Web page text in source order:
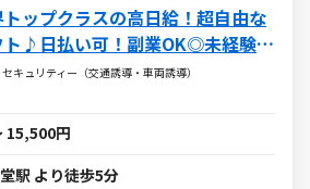
トップクラスの高日給！超自由な
ト♪日払い可！副業OK◎未経験大
キュリティー（交通誘導・車両誘導）
15,500円
駅 より徒歩5分